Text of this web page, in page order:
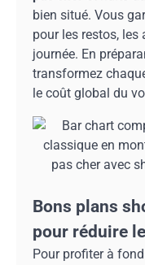
bien situé. Vous
pour les restos,
journée. En
transformez
le coût global du
Bons plans
pour réduire
Pour profiter à